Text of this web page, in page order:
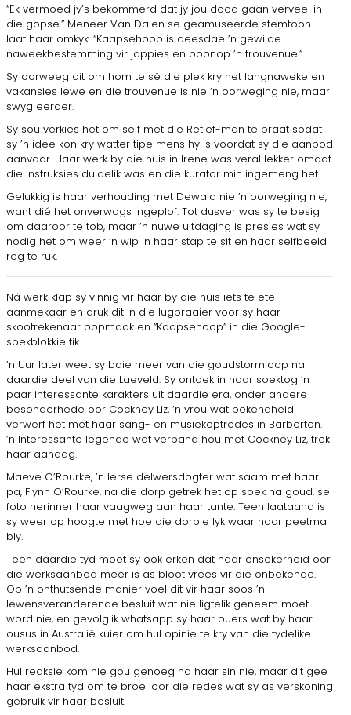
“Ek vermoed jy’s bekommerd dat jy jou dood gaan verveel in
die gopse.” Meneer Van Dalen se geamuseerde stemtoon
laat haar omkyk. “Kaapsehoop is deesdae ’n gewilde
naweekbestemming vir jappies en boonop ’n trouvenue.”
Sy oorweeg dit om hom te sê die plek kry net langnaweke en
vakansies lewe en die trouvenue is nie ’n oorweging nie, maar
swyg eerder.
Sy sou verkies het om self met die Retief-man te praat sodat
sy ’n idee kon kry watter tipe mens hy is voordat sy die aanbod
aanvaar. Haar werk by die huis in Irene was veral lekker omdat
die instruksies duidelik was en die kurator min ingemeng het.
Gelukkig is haar verhouding met Dewald nie ’n oorweging nie,
want dié het onverwags ingeplof. Tot dusver was sy te besig
om daaroor te tob, maar ’n nuwe uitdaging is presies wat sy
nodig het om weer ’n wip in haar stap te sit en haar selfbeeld
reg te ruk.
Ná werk klap sy vinnig vir haar by die huis iets te ete
aanmekaar en druk dit in die lugbraaier voor sy haar
skootrekenaar oopmaak en “Kaapsehoop” in die Google-
soekblokkie tik.
’n Uur later weet sy baie meer van die goudstormloop na
daardie deel van die Laeveld. Sy ontdek in haar soektog ’n
paar interessante karakters uit daardie era, onder andere
besonderhede oor Cockney Liz, ’n vrou wat bekendheid
verwerf het met haar sang- en musiekoptredes in Barberton.
’n Interessante legende wat verband hou met Cockney Liz, trek
haar aandag.
Maeve O’Rourke, ’n Ierse delwersdogter wat saam met haar
pa, Flynn O’Rourke, na die dorp getrek het op soek na goud, se
foto herinner haar vaagweg aan haar tante. Teen laataand is
sy weer op hoogte met hoe die dorpie lyk waar haar peetma
bly.
Teen daardie tyd moet sy ook erken dat haar onsekerheid oor
die werksaanbod meer is as bloot vrees vir die onbekende.
Op ’n onthutsende manier voel dit vir haar soos ’n
lewensveranderende besluit wat nie ligtelik geneem moet
word nie, en gevolglik whatsapp sy haar ouers wat by haar
ousus in Australië kuier om hul opinie te kry van die tydelike
werksaanbod.
Hul reaksie kom nie gou genoeg na haar sin nie, maar dit gee
haar ekstra tyd om te broei oor die redes wat sy as verskoning
gebruik vir haar besluit.